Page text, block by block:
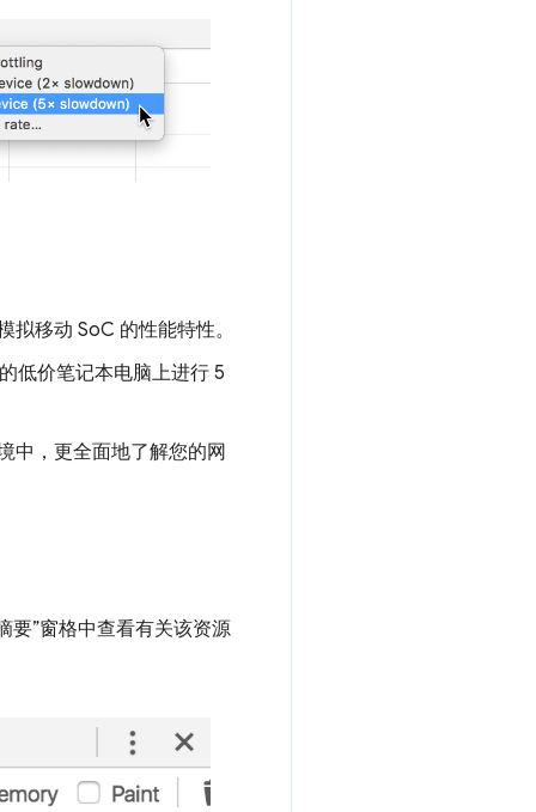
移动 SoC 的性能特性。
低价笔记本电脑上进行 5
中，更全面地了解您的网
要”窗格中查看有关该资源